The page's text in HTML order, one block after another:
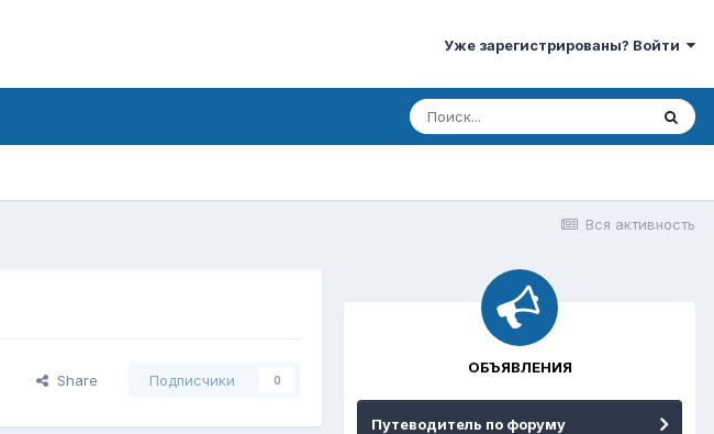
Уже зарегистрированы? Войти
Вся активность
Share Подписчики 0
ОБЪЯВЛЕНИЯ
Путеводитель по форуму